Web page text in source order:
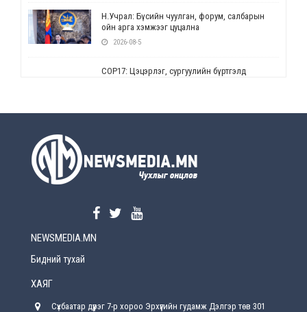
Н.Учрал: Бүсийн чуулган, форум, салбарын
ойн арга хэмжээг цуцална
2026-08-5
СОР17: Цэцэрлэг, сургуулийн бүртгэлд
2026-08-5
2026-08-5
хүрсэн өгөөжөөрөө ажлаа үнэлж, хэрэгжилтээ
NEWSMEDIA.MN
Бидний тухай
ХАЯГ
Сүхбаатар дүүрэг 7-р хороо Эрхүүгийн гудамж Дэлгэр төв 301